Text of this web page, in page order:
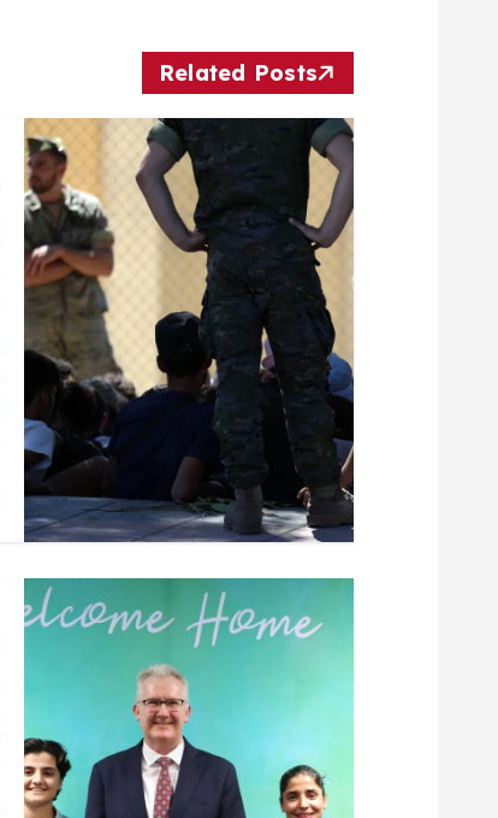
Related Posts